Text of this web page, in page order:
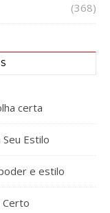
(368)
certa
Estilo
e estilo
Certo